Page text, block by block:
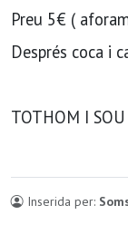
Preu 5€ (
Després coca i
TOTHOM I
Inserida per: